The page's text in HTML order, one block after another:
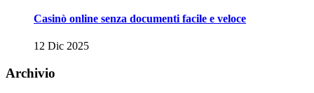
Casinò online senza documenti facile e veloce
12 Dic 2025
Archivio